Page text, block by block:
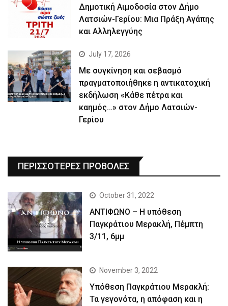
Δημοτική Αιμοδοσία στον Δήμο
Λατσιών-Γερίου: Μια Πράξη Αγάπης
και Αλληλεγγύης
July 17, 2026
Με συγκίνηση και σεβασμό
πραγματοποιήθηκε η αντικατοχική
εκδήλωση «Κάθε πέτρα και
καημός…» στον Δήμο Λατσιών-
Γερίου
ΠΕΡΙΣΣΟΤΕΡΕΣ ΠΡΟΒΟΛΕΣ
October 31, 2022
ΑΝΤΙΦΩΝΟ – Η υπόθεση
Παγκράτιου Μερακλή, Πέμπτη
3/11, 6μμ
November 3, 2022
Yπόθεση Παγκράτιου Μερακλή:
Τα γεγονότα, η απόφαση και η